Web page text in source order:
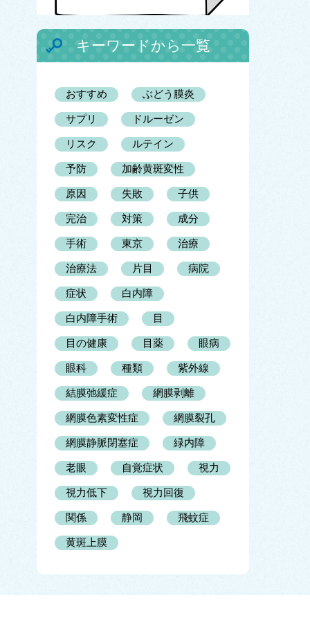
キーワードから一覧
おすすめ ぶどう膜炎
サプリ ドルーゼン
リスク ルテイン
予防 加齢黄斑変性
原因 失敗 子供
完治 対策 成分
手術 東京 治療
治療法 片目 病院
症状 白内障
白内障手術 目
目の健康 目薬 眼病
眼科 種類 紫外線
結膜弛緩症 網膜剥離
網膜色素変性症 網膜裂孔
網膜静脈閉塞症 緑内障
老眼 自覚症状 視力
視力低下 視力回復
関係 静岡 飛蚊症
黄斑上膜